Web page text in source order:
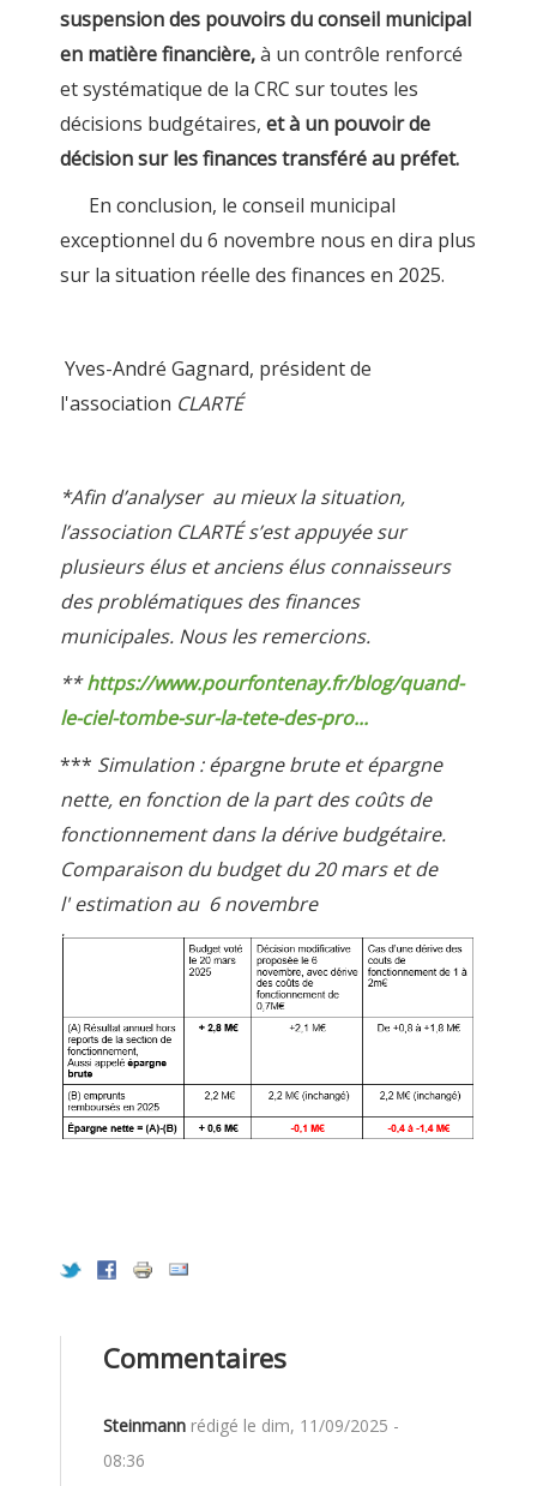
suspension des pouvoirs du conseil municipal
en matière financière,à un contrôle renforcé
et systématique de la CRC sur toutes les
décisions budgétaires, et à un pouvoir de
décision sur les finances transféré au préfet.
En conclusion, le conseil municipal
exceptionnel du 6 novembre nous en dira plus
sur la situation réelle des finances en 2025.
Yves-André Gagnard, président de
l'association CLARTÉ
*Afin d’analyser au mieux la situation,
l’association CLARTÉ s’est appuyée sur
plusieurs élus et anciens élus connaisseurs
des problématiques des finances
municipales. Nous les remercions.
**https://www.pourfontenay.fr/blog/quand-
le-ciel-tombe-sur-la-tete-des-pro...
*** Simulation : épargne brute et épargne
nette, en fonction de la part des coûts de
fonctionnement dans la dérive budgétaire.
Comparaison du budget du 20 mars et de
l' estimation au 6 novembre
Commentaires
Steinmann rédigé le dim, 11/09/2025 -
08:36